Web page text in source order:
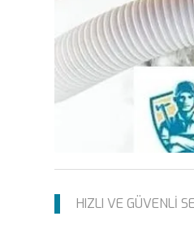
HIZLI VE GÜVENLİ